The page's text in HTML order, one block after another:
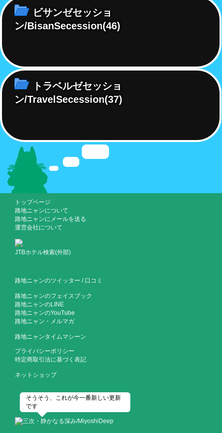
ビサンゼセッショ
ン/BisanSecession(46)
トラベルゼセッショ
ン/TravelSecession(37)
トップページ
路地ニャンについて
路地ニャンにメールを送る
運営会社について
JTBホテル検索(外部)
路地ニャンのツイッター / 口コミ
路地ニャンのフェイスブック
路地ニャンのLINE
路地ニャンのYouTube
路地ニャン・メルマガ
路地ニャンタイムマシーン
プライバシーポリシー
特定商取引法に基づく表記
ネットショップ
そうそう、これが今一番新しい更新
です